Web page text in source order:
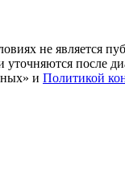
не является
после
и Политикой